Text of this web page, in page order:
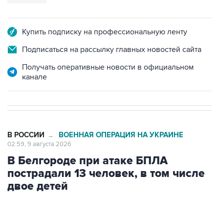
Купить подписку на профессиональную ленту
Подписаться на рассылку главных новостей сайта
Получать оперативные новости в официальном
канале
В РОССИИ → ВОЕННАЯ ОПЕРАЦИЯ НА УКРАИНЕ
02:59, 9 августа 2026
В Белгороде при атаке БПЛА
пострадали 13 человек, в том числе
двое детей